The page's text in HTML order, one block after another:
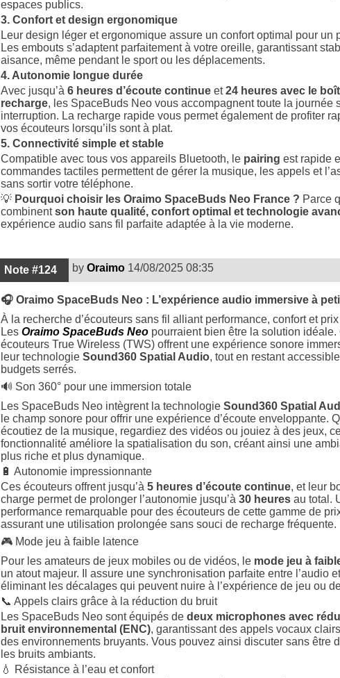
espaces publics.
3. Confort et design ergonomique
Leur design léger et ergonomique assure un confort optimal pour un
Les embouts s’adaptent parfaitement à votre oreille, garantissant
aisance, même pendant le sport ou les déplacements.
4. Autonomie longue durée
Avec jusqu’à 6 heures d’écoute continueet24 heures avec le
recharge, les SpaceBuds Neo vous accompagnent toute la journée
interruption. La recharge rapide vous permet également de profiter
vos écouteurs lorsqu’ils sont à plat.
5. Connectivité simple et stable
Compatible avec tous vos appareils Bluetooth, le pairing est rapide
commandes tactiles permettent de gérer la musique, les appels et
sans sortir votre téléphone.
💡 Pourquoi choisir les Oraimo SpaceBuds Neo France ? Parce
combinentson haute qualité, confort optimal et technologie
expérience audio sans fil parfaite adaptée à la vie moderne.
Note #124 by Oraimo 14/08/2025 08:35
🎧 Oraimo SpaceBuds Neo : L’expérience audio immersive à
À la recherche d’écouteurs sans fil alliant performance, confort et
Les Oraimo SpaceBuds Neopourraient bien être la solution idéale.
écouteurs True Wireless (TWS) offrent une expérience sonore
leur technologie Sound360 Spatial Audio, tout en restant
budgets serrés.
🔊 Son 360° pour une immersion totale
Les SpaceBuds Neo intègrent la technologie Sound360 Spatial
le champ sonore pour offrir une expérience d’écoute enveloppante.
écoutiez de la musique, regardiez des vidéos ou jouiez à des jeux,
fonctionnalité améliore la spatialisation du son, créant ainsi une
plus riche et plus dynamique.
🔋 Autonomie impressionnante
Ces écouteurs offrent jusqu’à 5 heures d’écoute continue, et leur
charge permet de prolonger l’autonomie jusqu’à 30 heuresau total.
performance remarquable pour des écouteurs de cette gamme de
assurant une utilisation prolongée sans souci de recharge fréquente.
🎮 Mode jeu à faible latence
Pour les amateurs de jeux mobiles ou de vidéos, le mode jeu à
un atout majeur. Il assure une synchronisation parfaite entre l’audio
éliminant les décalages qui peuvent nuire à l’expérience de jeu ou
📞 Appels clairs grâce à la réduction du bruit
Les SpaceBuds Neo sont équipés de deux microphones avec
bruit environnemental (ENC), garantissant des appels vocaux
des environnements bruyants. Vous pouvez ainsi discuter sans être
les bruits ambiants.
💧 Résistance à l’eau et confort